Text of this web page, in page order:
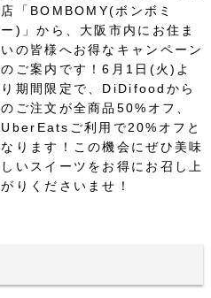
店「BOMBOMY(ボンボミ
ー)」から、大阪市内にお住ま
いの皆様へお得なキャンペーン
のご案内です！6月1日(火)よ
り期間限定で、DiDifoodから
のご注文が全商品50%オフ、
UberEatsご利用で20%オフと
なります！この機会にぜひ美味
しいスイーツをお得にお召し上
がりくださいませ！